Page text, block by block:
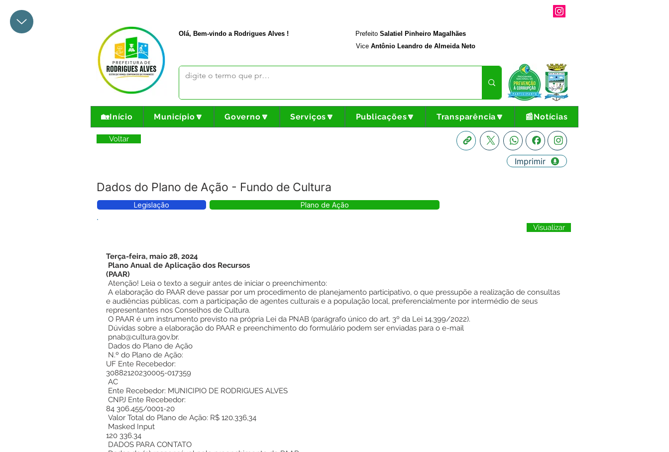
Olá, Bem-vindo a Rodrigues Alves ! Prefeito Salatiel Pinheiro Magalhães
Vice Antônio Leandro de Almeida Neto
🏡Início Município🔽 Governo🔽 Serviços🔽 Publicações🔽 Transparência🔽 📰Notícias
Voltar
Dados do Plano de Ação - Fundo de Cultura
Imprimir
Legislação Plano de Ação
Visualizar
Terça-feira, maio 28, 2024
Plano Anual de Aplicação dos Recursos
(PAAR)
Atenção! Leia o texto a seguir antes de iniciar o preenchimento:
A elaboração do PAAR deve passar por um procedimento de planejamento participativo, o que pressupõe a realização de consultas
e audiências públicas, com a participação de agentes culturais e a população local, preferencialmente por intermédio de seus
representantes nos Conselhos de Cultura.
O PAAR é um instrumento previsto na própria Lei da PNAB (parágrafo único do art. 3º da Lei 14.399/2022).
Dúvidas sobre a elaboração do PAAR e preenchimento do formulário podem ser enviadas para o e-mail
pnab@cultura.gov.br.
Dados do Plano de Ação
N.º do Plano de Ação:
UF Ente Recebedor:
30882120230005-017359
AC
Ente Recebedor: MUNICIPIO DE RODRIGUES ALVES
CNPJ Ente Recebedor:
84 306.455/0001-20
Valor Total do Plano de Ação: R$ 120.336,34
Masked Input
120 336.34
DADOS PARA CONTATO